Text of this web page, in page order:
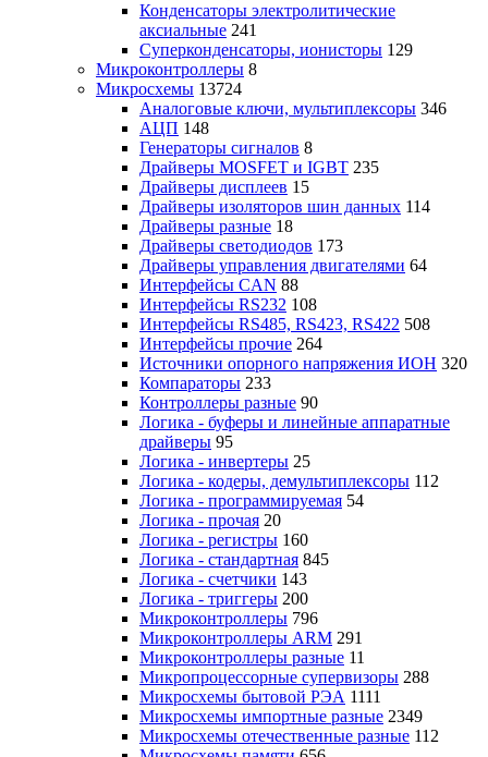
Конденсаторы электролитические
аксиальные 241
Суперконденсаторы, ионисторы 129
Микроконтроллеры 8
Микросхемы 13724
Аналоговые ключи, мультиплексоры 346
АЦП 148
Генераторы сигналов 8
Драйверы MOSFET и IGBT 235
Драйверы дисплеев 15
Драйверы изоляторов шин данных 114
Драйверы разные 18
Драйверы светодиодов 173
Драйверы управления двигателями 64
Интерфейсы CAN 88
Интерфейсы RS232 108
Интерфейсы RS485, RS423, RS422 508
Интерфейсы прочие 264
Источники опорного напряжения ИОН 320
Компараторы 233
Контроллеры разные 90
Логика - буферы и линейные аппаратные
драйверы 95
Логика - инвертеры 25
Логика - кодеры, демультиплексоры 112
Логика - программируемая 54
Логика - прочая 20
Логика - регистры 160
Логика - стандартная 845
Логика - счетчики 143
Логика - триггеры 200
Микроконтроллеры 796
Микроконтроллеры ARM 291
Микроконтроллеры разные 11
Микропроцессорные супервизоры 288
Микросхемы бытовой РЭА 1111
Микросхемы импортные разные 2349
Микросхемы отечественные разные 112